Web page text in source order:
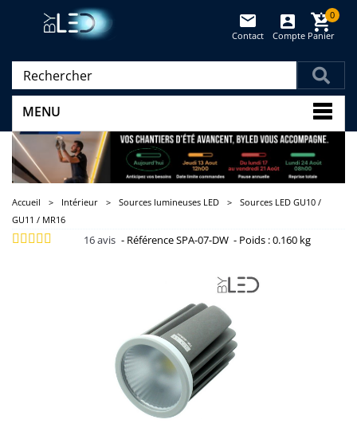
Panier
0
Compte
Contact
MENU
Accueil > Intérieur > Sources lumineuses LED >
Sources LED GU10 /
GU11 / MR16
16avis - RéférenceSPA-07-DW - Poids :0.160 kg